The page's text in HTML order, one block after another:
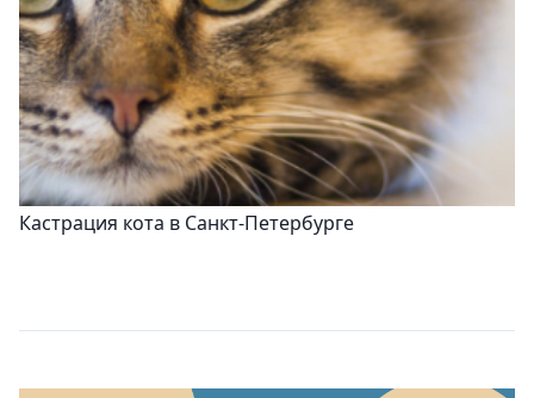
Кастрация кота в Санкт-Петербурге